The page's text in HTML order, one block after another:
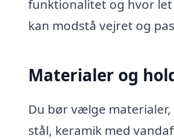
funktionalitet og hvor let
kan modstå vejret og
Materialer og
Du bør vælge
stål, keramik med